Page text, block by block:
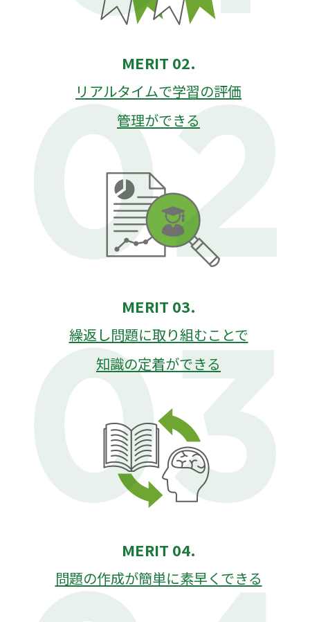
MERIT 02.
リアルタイムで学習の評価
管理ができる
MERIT 03.
繰返し問題に取り組むことで
知識の定着ができる
MERIT 04.
問題の作成が簡単に素早くできる